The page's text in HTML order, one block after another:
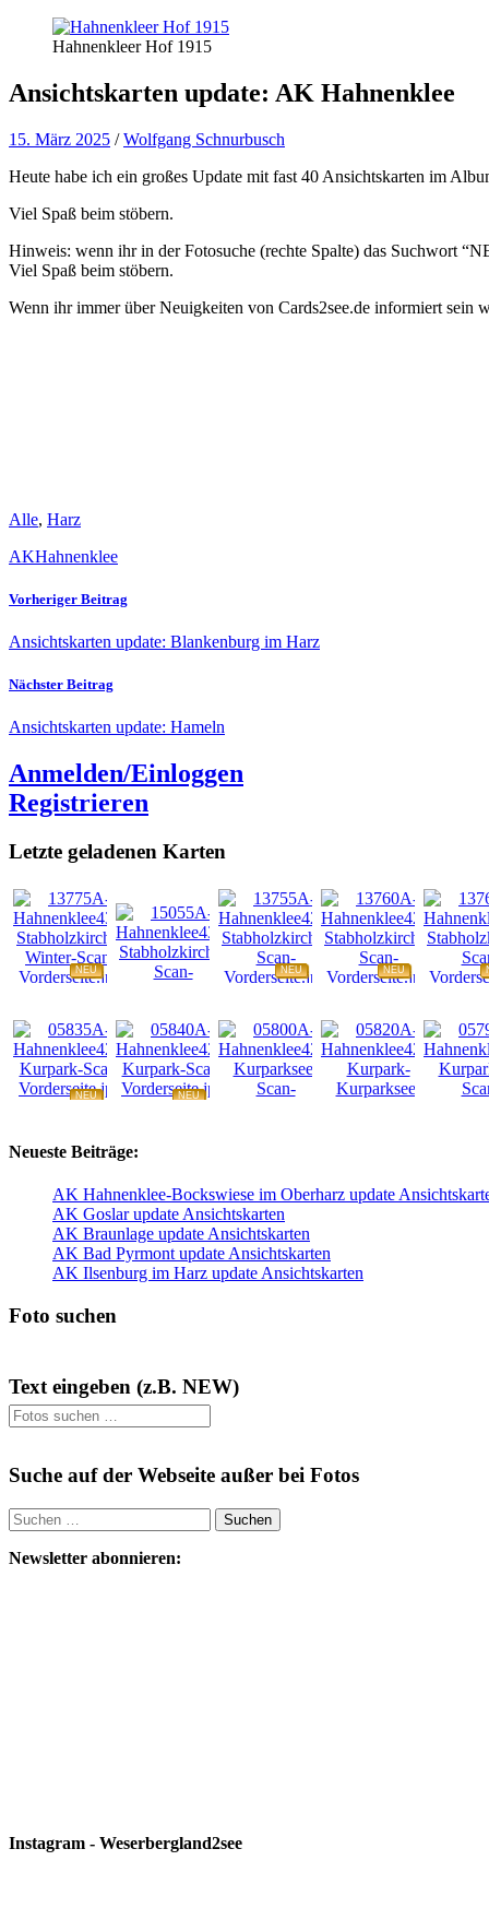
Hahnenkleer Hof 1915
Ansichtskarten update: AK Hahnenklee
15. März 2025 /Wolfgang Schnurbusch
Heute habe ich ein großes Update mit fast 40 Ansichtskarten im
Viel Spaß beim stöbern.
Hinweis: wenn ihr in der Fotosuche (rechte Spalte) das Suchwort
Viel Spaß beim stöbern.
Wenn ihr immer über Neuigkeiten von Cards2see.de informiert sein
Alle, Harz
AKHahnenklee
Vorheriger Beitrag
Ansichtskarten update: Blankenburg im Harz
Nächster Beitrag
Ansichtskarten update: Hameln
Anmelden/Einloggen
Registrieren
Letzte geladenen Karten
NEU NEU NEU
NEU
NEU
Neueste Beiträge:
AK Hahnenklee-Bockswiese im Oberharz update
AK Goslar update Ansichtskarten
AK Braunlage update Ansichtskarten
AK Bad Pyrmont update Ansichtskarten
AK Ilsenburg im Harz update Ansichtskarten
Foto suchen
Text eingeben (z.B. NEW)
Suche auf der Webseite außer bei Fotos
Suchen
nach:
Newsletter abonnieren:
Instagram - Weserbergland2see